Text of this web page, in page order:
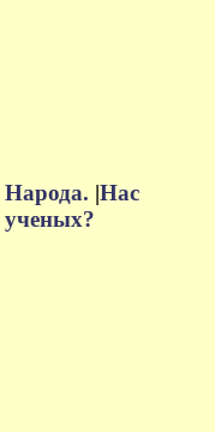
Народа. |Нас